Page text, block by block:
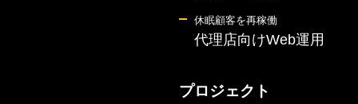
休眠顧客を再稼働
代理店向けWeb運用
プロジェクト